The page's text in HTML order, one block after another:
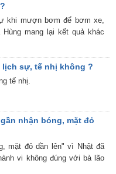
khi mượn bơm để bơm xe,
mang lại kết quả khác
lịch sự, tế nhị không ?
tế nhị.
nhận bóng, mặt đỏ
mặt đỏ dần lên" vì Nhật đã
vi không đúng với bà lão